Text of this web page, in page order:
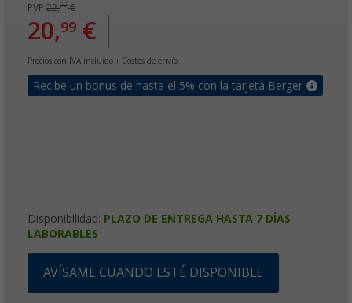
PVP 22,99€
20,99 €
Precios con IVA incluido + Costes de envío
Recibe un bonus de hasta el 5% con la tarjeta Berger
Disponibilidad: PLAZO DE ENTREGA HASTA 7 DÍAS
LABORABLES
AVÍSAME CUANDO ESTÉ DISPONIBLE